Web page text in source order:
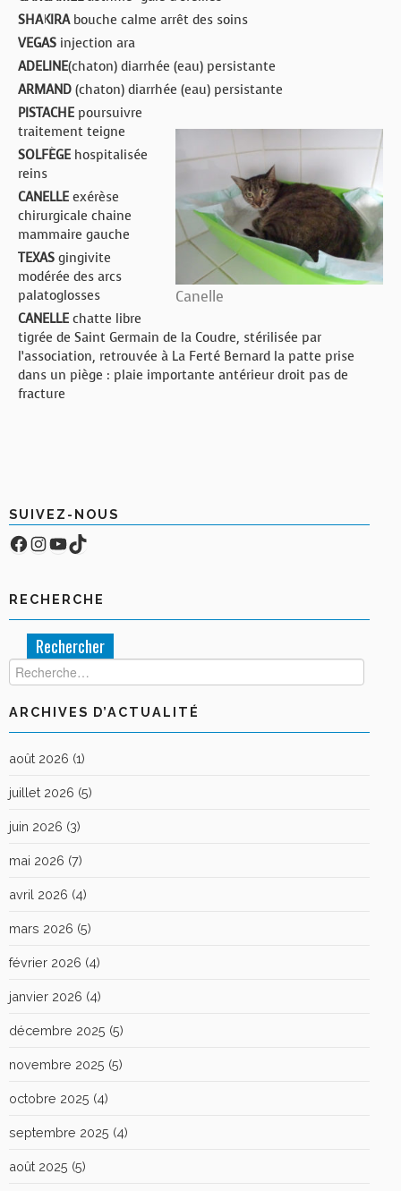
SHAKIRA bouche calme arrêt des soins
VEGAS injection ara
ADELINE(chaton) diarrhée (eau) persistante
ARMAND (chaton) diarrhée (eau) persistante
Canelle
PISTACHE poursuivre
traitement teigne
SOLFÈGE hospitalisée
reins
CANELLE exérèse
chirurgicale chaine
mammaire gauche
TEXAS gingivite
modérée des arcs
palatoglosses
CANELLE chatte libre
tigrée de Saint Germain de la Coudre, stérilisée par
l’association, retrouvée à La Ferté Bernard la patte prise
dans un piège : plaie importante antérieur droit pas de
fracture
SUIVEZ-NOUS
Facebook
Compte Instagram
YouTube
TikTok
RECHERCHE
Rechercher :
ARCHIVES D’ACTUALITÉ
août 2026 (1)
juillet 2026 (5)
juin 2026 (3)
mai 2026 (7)
avril 2026 (4)
mars 2026 (5)
février 2026 (4)
janvier 2026 (4)
décembre 2025 (5)
novembre 2025 (5)
octobre 2025 (4)
septembre 2025 (4)
août 2025 (5)